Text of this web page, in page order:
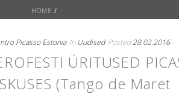
HOME /
Picasso Estonia In Uudised Posted28.02.2016
ÜRITUSED
(Tango de Maret